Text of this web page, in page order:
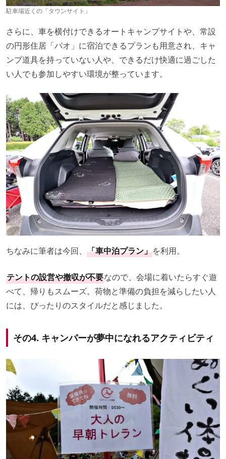
駐車場近くの「タウンサイト」
さらに、車を横付けできるオートキャンプサイトや、常設
の円形住居「パオ」に宿泊できるプランも用意され、キャ
ンプ道具を持っていない人や、できるだけ快適に過ごした
い人でも参加しやすい環境が整っています。
ちなみに筆者は今回、 「車中泊プラン」を利用。
テントの設営や撤収が不要なので、会場に着いたらすぐ遊
べて、帰りもスムーズ。荷物と準備の負担を減らしたい人
には、ぴったりのスタイルだと感じました。
その4. キャンパーが夢中になれるアクティビティ